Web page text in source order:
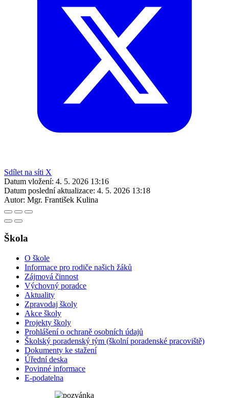
Sdílet na síti X
Datum vložení: 4. 5. 2026 13:16
Datum poslední aktualizace: 4. 5. 2026 13:18
Autor: Mgr. František Kulina
Škola
O škole
Informace pro rodiče našich žáků
Zájmová činnost
Výchovný poradce
Aktuality
Zpravodaj školy
Akce školy
Projekty školy
Prohlášení o ochraně osobních údajů
Školský poradenský tým (školní poradenské pracoviště)
Dokumenty ke stažení
Úřední deska
Povinné informace
E-podatelna